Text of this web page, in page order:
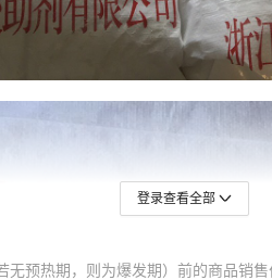
登录查看全部
无预热期，则为爆发期）前的商品